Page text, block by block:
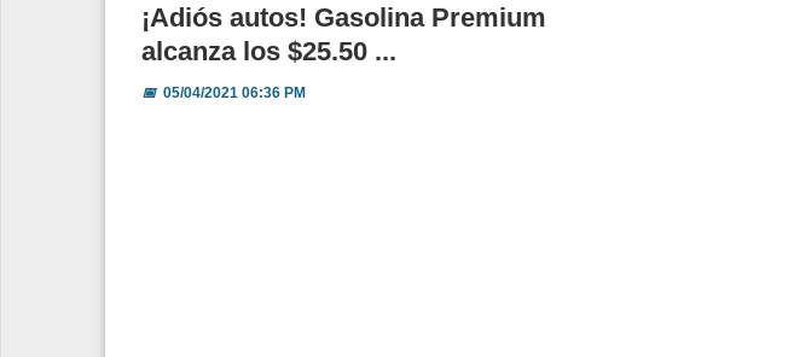
¡Adiós autos! Gasolina Premium
alcanza los $25.50 ...
📅05/04/2021 06:36 PM